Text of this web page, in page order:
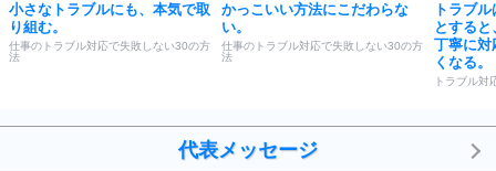
小さなトラブルにも、本気で取
り組む。
仕事のトラブル対応で失敗しない30の方
法
かっこいい方法にこだわらな
い。
仕事のトラブル対応で失敗しない30の方
法
トラブ
とする
丁寧に対
くなる。
トラブル対
代表メッセージ